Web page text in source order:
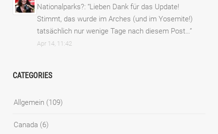
Nationalparks?: “Lieben Dank für das Update!
Stimmt, das wurde im Arches (und im Yosemite!)
tatsächlich nur wenige Tage nach diesem Post…”
Apr 14, 11:42
CATEGORIES
Allgemein (109)
Canada (6)